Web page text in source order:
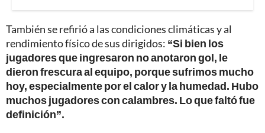
También se refirió a las condiciones climáticas y al
rendimiento físico de sus dirigidos: “Si bien los
jugadores que ingresaron no anotaron gol, le
dieron frescura al equipo, porque sufrimos mucho
hoy, especialmente por el calor y la humedad. Hubo
muchos jugadores con calambres. Lo que faltó fue
definición”.